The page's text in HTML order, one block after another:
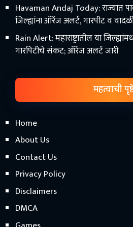
Havaman Andaj Today: राज्यात
जिल्ह्यांना ऑरेंज अलर्ट, गारपीट व
Rain Alert: महाराष्ट्रातील या
गारपिटीचे संकट; ऑरेंज अलर्ट जारी
महत्वाची
Home
About Us
Contact Us
Privacy Policy
Disclaimers
DMCA